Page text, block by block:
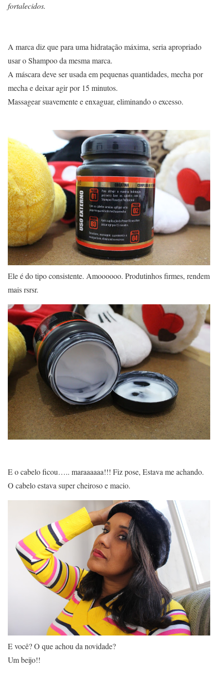
fortalecidos.
A marca diz que para uma hidratação máxima, seria apropriado
usar o Shampoo da mesma marca.
A máscara deve ser usada em pequenas quantidades, mecha por
mecha e deixar agir por 15 minutos.
Massagear suavemente e enxaguar, eliminando o excesso.
Ele é do tipo consistente. Amoooooo. Produtinhos firmes, rendem
mais rsrsr.
E o cabelo ficou….. maraaaaaa!!! Fiz pose, Estava me achando.
O cabelo estava super cheiroso e macio.
E você? O que achou da novidade?
Um beijo!!